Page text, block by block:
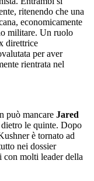
ritenendo che una
economicamente
militare. Un ruolo
direttrice
per aver
rientrata nel
può mancare Jared
le quinte. Dopo
è tornato ad
nei dossier
molti leader della